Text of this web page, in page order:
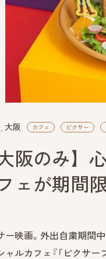
大阪 カフェ ピクサー
阪のみ】
ェが期間
映画。外出自粛期間
ルカフェ『「ピクサー